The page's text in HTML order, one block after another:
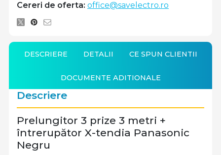
Cereri de oferta: office@savelectro.ro
DESCRIERE DETALII CE SPUN CLIENTII
DOCUMENTE ADITIONALE
Descriere
Prelungitor 3 prize 3 metri +
întrerupător X-tendia Panasonic
Negru